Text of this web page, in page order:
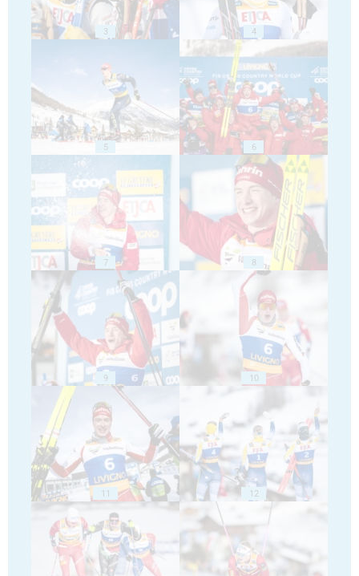
3 4
5 6
7 8
9 10
11 12